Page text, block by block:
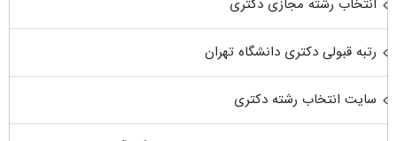
انتخاب رشته مجازی دکتری
رتبه قبولی دکتری دانشگاه تهران
سایت انتخاب رشته دکتری